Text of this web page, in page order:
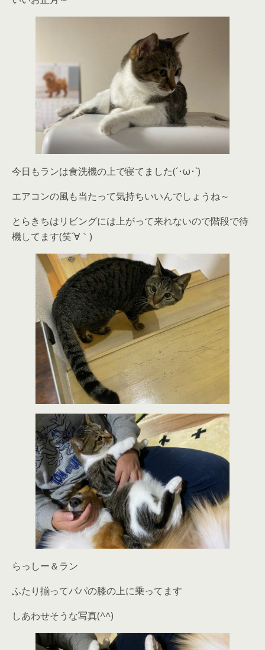
今日もランは食洗機の上で寝てました(´･ω･`)
エアコンの風も当たって気持ちいいんでしょうね～
とらきちはリビングには上がって来れないので階段で待
機してます(笑´∀｀)
らっしー＆ラン
ふたり揃ってパパの膝の上に乗ってます
しあわせそうな写真(^^)